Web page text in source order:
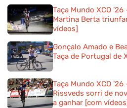
Taça Mundo XCO
Martina Berta
vídeos]
Gonçalo Amado e
Taça de Portugal de
Taça Mundo XCO
Rissveds sorri de
a ganhar [com